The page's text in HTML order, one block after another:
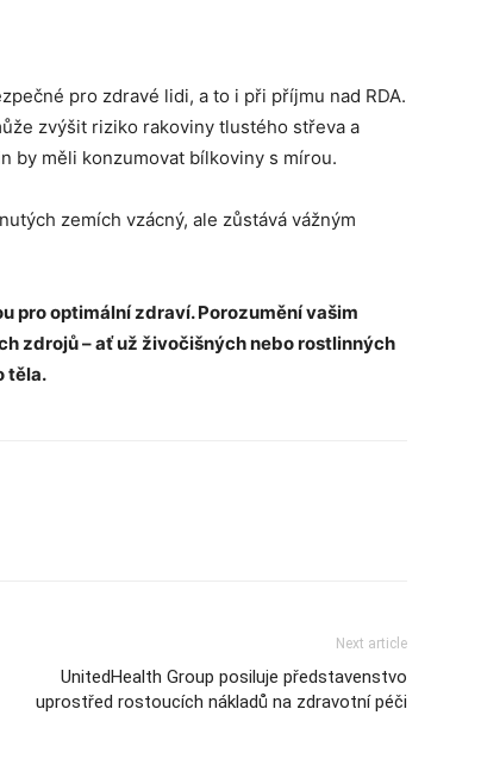
pro zdravé lidi, a to i při příjmu nad RDA.
zvýšit riziko rakoviny tlustého střeva a
by měli konzumovat bílkoviny s mírou.
zemích vzácný, ale zůstává vážným
pro optimální zdraví. Porozumění vašim
zdrojů – ať už živočišných nebo rostlinných
těla.
Next article
UnitedHealth Group posiluje představenstvo
uprostřed rostoucích nákladů na zdravotní péči